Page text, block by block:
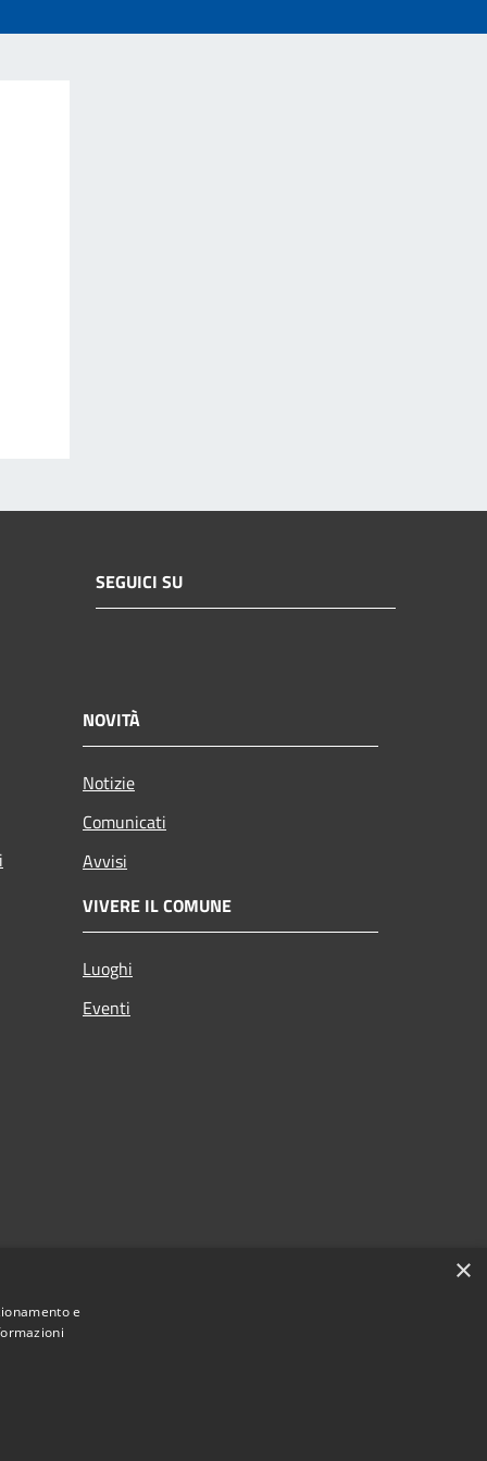
SEGUICI SU
NOVITÀ
Notizie
Comunicati
Avvisi
VIVERE IL COMUNE
Luoghi
Eventi
×
e